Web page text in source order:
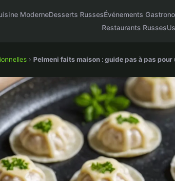
ModerneDesserts RussesÉvénements
Restaurants Russes
› Pelmeni faits maison : guide pas à pas